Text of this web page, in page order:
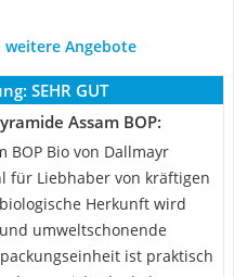
weitere Angebote
SEHR GUT
Assam BOP:
BOP Bio von Dallmayr
für Liebhaber von kräftigen
Herkunft wird
umweltschonende
ist praktisch